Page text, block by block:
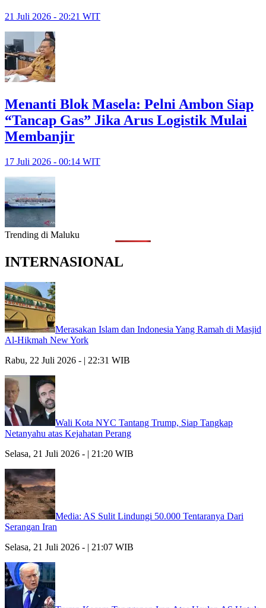
21 Juli 2026 - 20:21 WIT
Menanti Blok Masela: Pelni Ambon Siap
“Tancap Gas” Jika Arus Logistik Mulai
Membanjir
17 Juli 2026 - 00:14 WIT
Trending di Maluku
INTERNASIONAL
Merasakan Islam dan Indonesia Yang Ramah di Masjid
Al-Hikmah New York
Rabu, 22 Juli 2026 - | 22:31 WIB
Wali Kota NYC Tantang Trump, Siap Tangkap
Netanyahu atas Kejahatan Perang
Selasa, 21 Juli 2026 - | 21:20 WIB
Media: AS Sulit Lindungi 50.000 Tentaranya Dari
Serangan Iran
Selasa, 21 Juli 2026 - | 21:07 WIB